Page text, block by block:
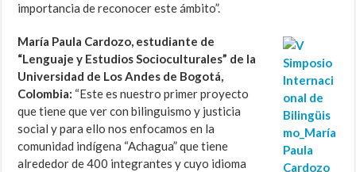
importancia de reconocer este ámbito”.
María Paula Cardozo, estudiante de
“Lenguaje y Estudios Socioculturales” de la
Universidad de Los Andes de Bogotá,
Colombia: “Este es nuestro primer proyecto
que tiene que ver con bilinguismo y justicia
social y para ello nos enfocamos en la
comunidad indígena “Achagua” que tiene
alrededor de 400 integrantes y cuyo idioma